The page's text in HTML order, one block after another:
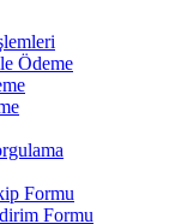
Ödeme
Formu
Formu